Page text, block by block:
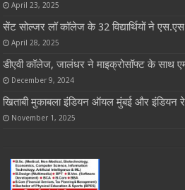
April 23, 2025
सेंट सोल्जर लॉ कॉलेज के 32 विद्यार्थियों ने
April 28, 2025
डीएवी कॉलेज, जालंधर ने माइक्रोसॉफ्ट के साथ
December 9, 2024
खिताबी मुकाबला इंडियन ऑयल मुंबई और इंडियन
November 1, 2025